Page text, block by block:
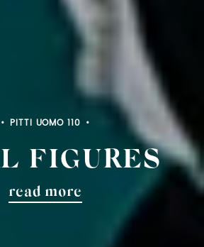
PITTI UOMO 110
FIGURES
read more